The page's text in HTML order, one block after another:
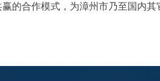
的合作模式，为漳州市乃至国内